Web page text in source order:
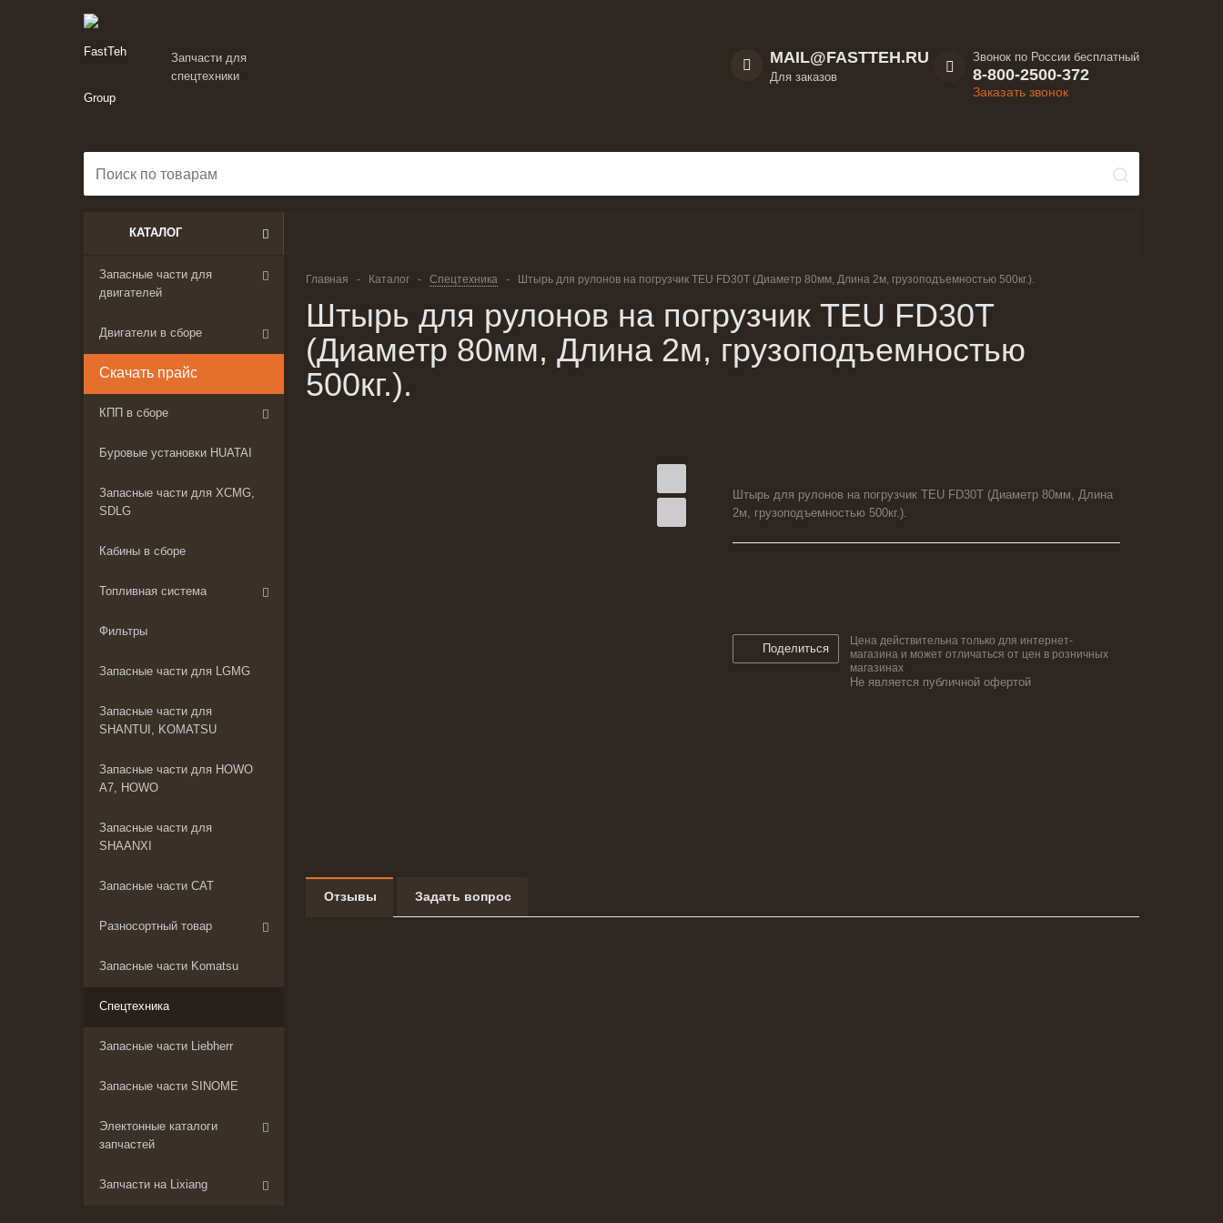
Запчасти для
спецтехники
MAIL@FASTTEH.RU
Для заказов
Звонок по России бесплатный
8-800-2500-372
Заказать звонок
КАТАЛОГ
Запасные части для
двигателей
Двигатели в сборе
Скачать прайс
КПП в сборе
Буровые установки HUATAI
Запасные части для XCMG,
SDLG
Кабины в сборе
Топливная система
Фильтры
Запасные части для LGMG
Запасные части для
SHANTUI, KOMATSU
Запасные части для HOWO
A7, HOWO
Запасные части для
SHAANXI
Запасные части CAT
Разносортный товар
Запасные части Komatsu
Спецтехника
Запасные части Liebherr
Запасные части SINOME
Электонные каталоги
запчастей
Запчасти на Lixiang
Главная - Каталог - Спецтехника - Штырь для рулонов на погрузчик TEU FD30T (Диаметр 80мм, Длина 2м, грузоподъемностью 500кг.).
Штырь для рулонов на погрузчик TEU FD30T
(Диаметр 80мм, Длина 2м, грузоподъемностью
500кг.).
Штырь для рулонов на погрузчик TEU FD30T (Диаметр 80мм, Длина
2м, грузоподъемностью 500кг.).
Поделиться
Цена действительна только для интернет-
магазина и может отличаться от цен в розничных
магазинах
Не является публичной офертой
Отзывы Задать вопрос